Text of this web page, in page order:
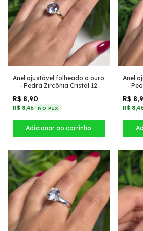
Anel ajustável folheado a ouro
- Pedra Zircônia Cristal 12
R$ 8,90
R$ 8,46 NO PIX
Anel
-
R$
R$